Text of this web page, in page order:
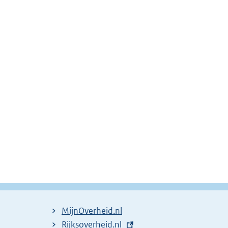
MijnOverheid.nl
E
Rijksoverheid.nl